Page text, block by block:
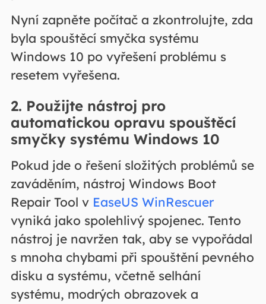
Nyní zapněte počítač a zkontrolujte, zda
byla spouštěcí smyčka systému
Windows 10 po vyřešení problému s
resetem vyřešena.
2. Použijte nástroj pro
automatickou opravu spouštěcí
smyčky systému Windows 10
Pokud jde o řešení složitých problémů se
zaváděním, nástroj Windows Boot
Repair Tool v EaseUS WinRescuer
vyniká jako spolehlivý spojenec. Tento
nástroj je navržen tak, aby se vypořádal
s mnoha chybami při spouštění pevného
disku a systému, včetně selhání
systému, modrých obrazovek a